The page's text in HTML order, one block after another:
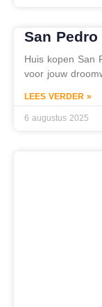
San Pedro
Huis kopen San
voor jouw
LEES VERDER »
6 augustus 2025